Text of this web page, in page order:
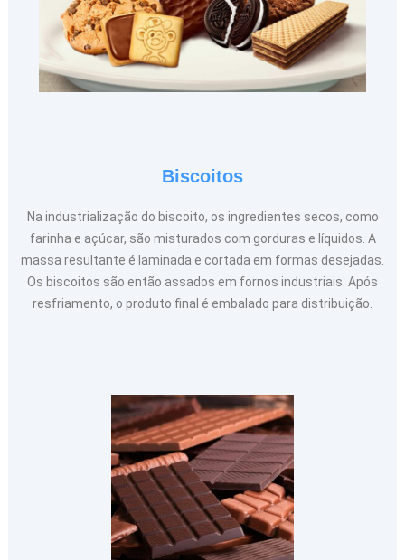
Biscoitos
Na industrialização do biscoito, os ingredientes secos, como
farinha e açúcar, são misturados com gorduras e líquidos. A
massa resultante é laminada e cortada em formas desejadas.
Os biscoitos são então assados em fornos industriais. Após
resfriamento, o produto final é embalado para distribuição.